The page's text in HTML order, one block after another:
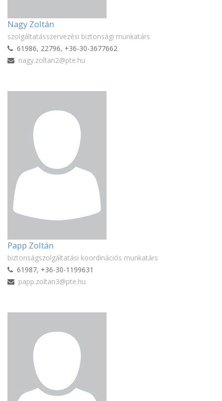
Nagy Zoltán
szolgáltatásszervezési biztonsági munkatárs
61986, 22796, +36-30-3677662
nagy.zoltan2@pte.hu
Papp Zoltán
biztonságszolgáltatási koordinációs munkatárs
61987, +36-30-1199631
papp.zoltan3@pte.hu